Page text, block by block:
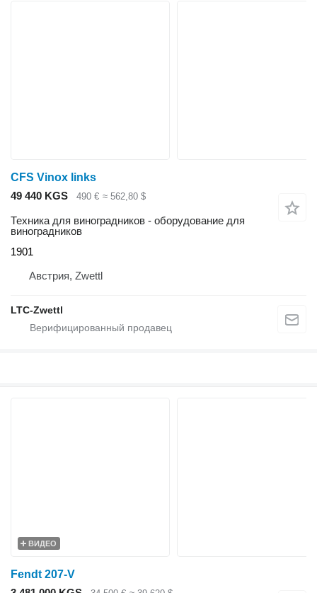
CFS Vinox links
49 440 KGS
490 € ≈ 562,80 $
Техника для виноградников - оборудование для
виноградников
1901
Австрия, Zwettl
LTC-Zwettl
ВИДЕО
Fendt 207-V